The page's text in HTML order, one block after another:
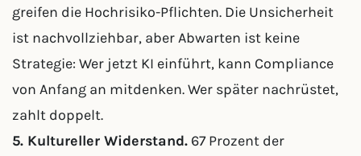
greifen die Hochrisiko-Pflichten. Die Unsicherheit
ist nachvollziehbar, aber Abwarten ist keine
Strategie: Wer jetzt KI einführt, kann Compliance
von Anfang an mitdenken. Wer später nachrüstet,
zahlt doppelt.
5. Kultureller Widerstand. 67 Prozent der